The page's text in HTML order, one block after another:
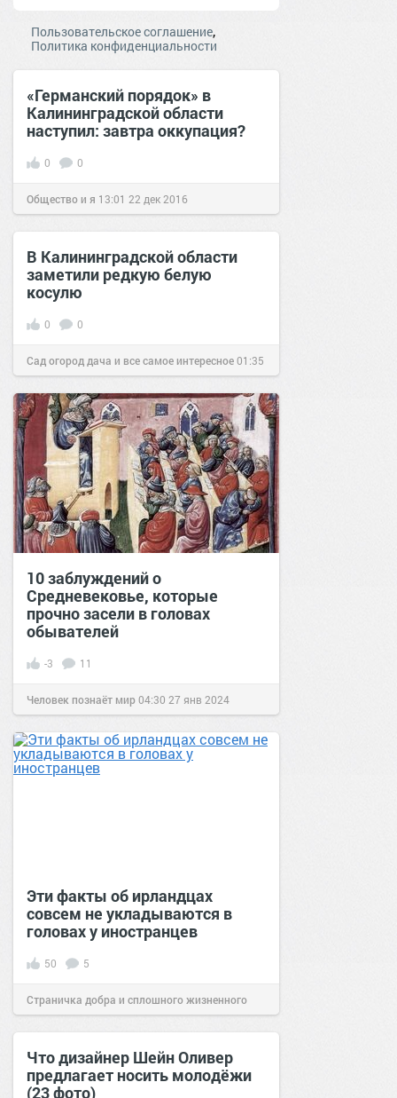
Пользовательское соглашение,
Политика конфиденциальности
«Германский порядок» в
Калининградской области
наступил: завтра оккупация?
0 0
Общество и я 13:01 22 дек 2016
В Калининградской области
заметили редкую белую
косулю
0 0
Сад огород дача и все самое интересное01:35
12 дек 2016
10 заблуждений о
Средневековье, которые
прочно засели в головах
обывателей
-3 11
Человек познаёт мир04:30 27 янв 2024
Эти факты об ирландцах
совсем не укладываются в
головах у иностранцев
50 5
Страничка добра и сплошного жизненного
позитива! 16:38 09 мар 2023
Что дизайнер Шейн Оливер
предлагает носить молодёжи
(23 фото)